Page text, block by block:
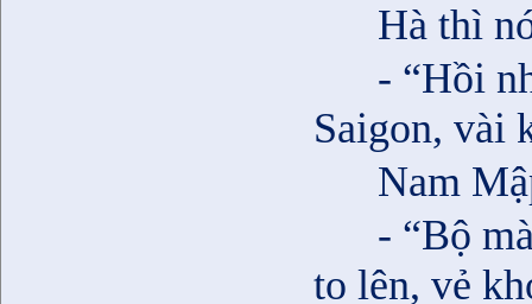
Hà thì
- “Hồi
Saigon, vài
Nam
- “Bộ
to lên, vẻ